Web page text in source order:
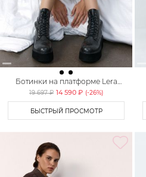
Ботинки на платформе Lera
Nena Unreal
19 697 ₽ 14 590 ₽ (-26%)
БЫСТРЫЙ ПРОСМОТР